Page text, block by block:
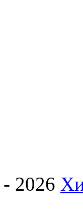
2026